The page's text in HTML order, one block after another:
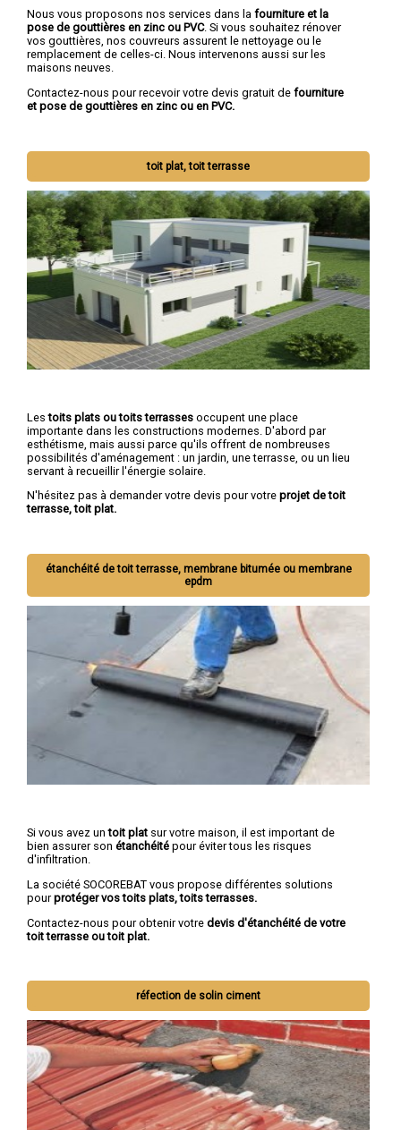
Nous vous proposons nos services dans la fourniture et la
pose de gouttières en zinc ou PVC. Si vous souhaitez rénover
vos gouttières, nos couvreurs assurent le nettoyage ou le
remplacement de celles-ci. Nous intervenons aussi sur les
maisons neuves.
Contactez-nous pour recevoir votre devis gratuit de fourniture
et pose de gouttières en zinc ou en PVC.
toit plat, toit terrasse
Lestoits plats ou toits terrasses occupent une place
importante dans les constructions modernes. D'abord par
esthétisme, mais aussi parce qu'ils offrent de nombreuses
possibilités d'aménagement : un jardin, une terrasse, ou un lieu
servant à recueillir l'énergie solaire.
N'hésitez pas à demander votre devis pour votre projet de toit
terrasse, toit plat.
étanchéité de toit terrasse, membrane bitumée ou membrane
epdm
Si vous avez untoit plat sur votre maison, il est important de
bien assurer son étanchéité pour éviter tous les risques
d'infiltration.
La société SOCOREBAT vous propose différentes solutions
pourprotéger vos toits plats, toits terrasses.
Contactez-nous pour obtenir votre devis d'étanchéité de votre
toit terrasse ou toit plat.
réfection de solin ciment